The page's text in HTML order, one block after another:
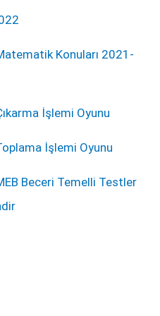
Konuları 2021-
İşlemi Oyunu
İşlemi Oyunu
Beceri Temelli Testler